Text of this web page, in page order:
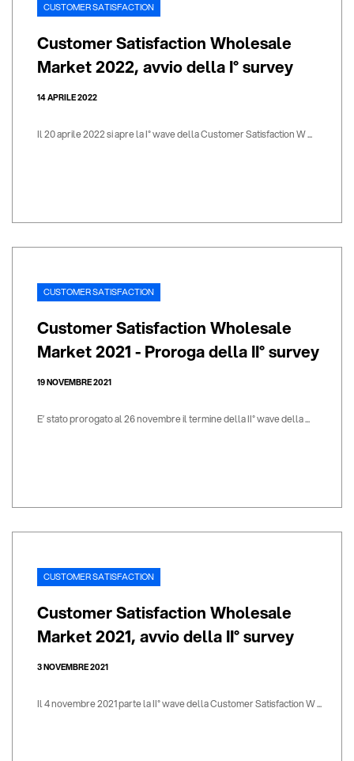
CUSTOMER SATISFACTION
Customer Satisfaction Wholesale
Market 2022, avvio della I° survey
14 APRILE 2022
Il 20 aprile 2022 si apre la I° wave della Customer Satisfaction W ...
CUSTOMER SATISFACTION
Customer Satisfaction Wholesale
Market 2021 - Proroga della II° survey
19 NOVEMBRE 2021
E’ stato prorogato al 26 novembre il termine della II° wave della ...
CUSTOMER SATISFACTION
Customer Satisfaction Wholesale
Market 2021, avvio della II° survey
3 NOVEMBRE 2021
Il 4 novembre 2021 parte la II° wave della Customer Satisfaction W ...